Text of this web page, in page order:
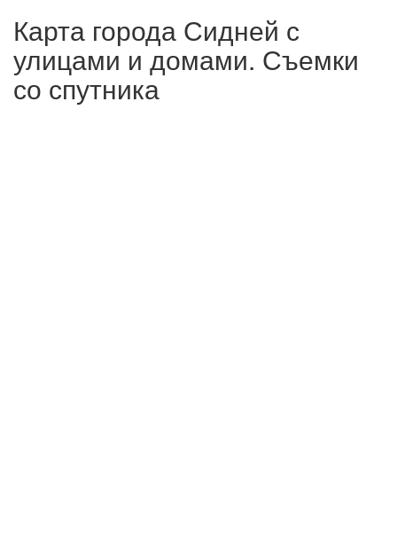
Карта города Сидней с
улицами и домами. Съемки
со спутника